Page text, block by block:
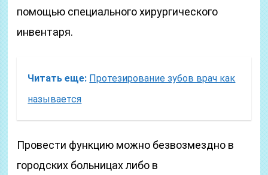
помощью специального хирургического
инвентаря.
Читать еще: Протезирование зубов врач как
называется
Провести функцию можно безвозмездно в
городских больницах либо в